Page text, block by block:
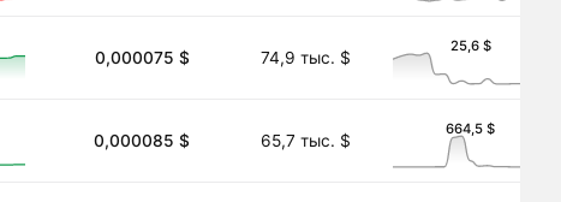
0,000075 $ 74,9 тыс. $
25,6 $
0,000085 $ 65,7 тыс. $
664,5 $